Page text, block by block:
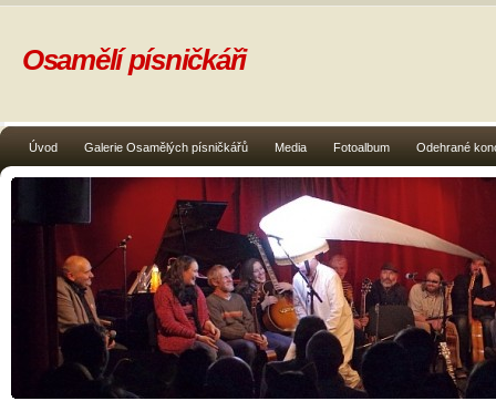
Úvod Galerie Osamělých písničkářů Media Fotoalbum Odehrané
Osamělí písničkáři